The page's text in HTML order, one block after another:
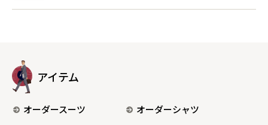
アイテム
オーダースーツ
オーダーシャツ